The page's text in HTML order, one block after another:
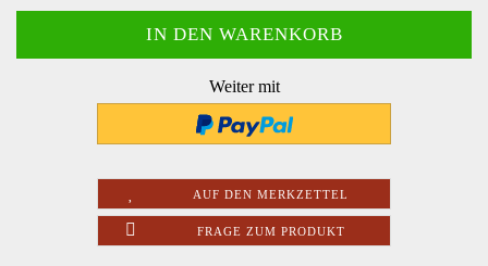
Weiter mit
AUF DEN MERKZETTEL
FRAGE ZUM PRODUKT